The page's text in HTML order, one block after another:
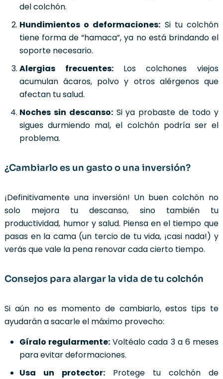
del colchón.
Hundimientos o deformaciones: Si tu colchón
tiene forma de “hamaca”, ya no está brindando el
soporte necesario.
Alergias frecuentes:Los colchones viejos
acumulan ácaros, polvo y otros alérgenos que
afectan tu salud.
Noches sin descanso:Si ya probaste de todo y
sigues durmiendo mal, el colchón podría ser el
problema.
¿Cambiarlo es un gasto o una inversión?
¡Definitivamente una inversión! Un buen colchón no
solo mejora tu descanso, sino también tu
productividad, humor y salud. Piensa en el tiempo que
pasas en la cama (un tercio de tu vida, ¡casi nada!) y
verás que vale la pena renovar cada cierto tiempo.
Consejos para alargar la vida de tu colchón
Si aún no es momento de cambiarlo, estos tips te
ayudarán a sacarle el máximo provecho:
Gíralo regularmente: Voltéalo cada 3 a 6 meses
para evitar deformaciones.
Usa un protector: Protege tu colchón de